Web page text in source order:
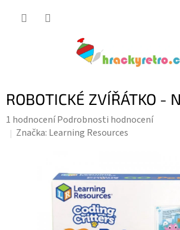
ROBOTICKÉ ZVÍŘÁTKO -
Průměrné
hodnocení
1 hodnoceníPodrobnosti hodnocení
Značka: Learning Resources